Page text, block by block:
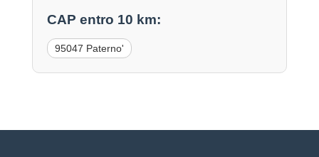
CAP entro 10 km:
95047 Paterno'